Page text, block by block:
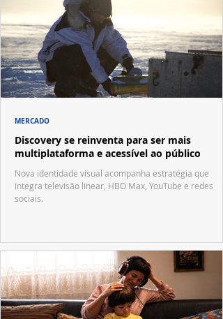
Discovery se reinventa para ser mais
multiplataforma e acessível ao público
Nova identidade visual acompanha estratégia que
integra televisão linear, HBO Max, YouTube e redes
sociais.
MERCADO